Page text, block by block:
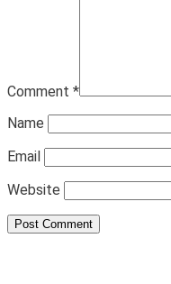
Comment *
Name
Email
Website